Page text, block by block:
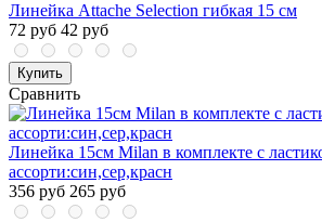
Линейка Attache Selection гибкая 15 см
72 руб 42 руб
Купить
Сравнить
Линейка 15см Milan в комплекте с
ассорти:син,сер,красн
356 руб 265 руб